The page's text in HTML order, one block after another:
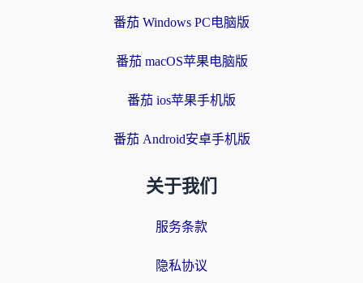
番茄 Windows PC电脑版
番茄 macOS苹果电脑版
番茄 ios苹果手机版
番茄 Android安卓手机版
关于我们
服务条款
隐私协议